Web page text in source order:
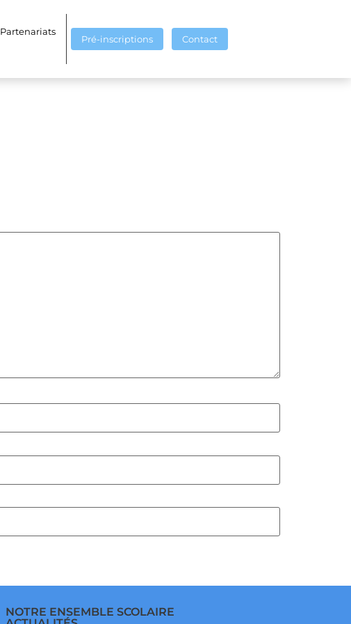
Partenariats
Pré-inscriptions Contact
NOTRE ENSEMBLE SCOLAIRE